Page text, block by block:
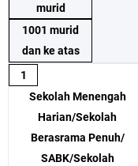
murid
1001 murid
dan ke atas
1
Sekolah Menengah
Harian/Sekolah
Berasrama Penuh/
SABK/Sekolah